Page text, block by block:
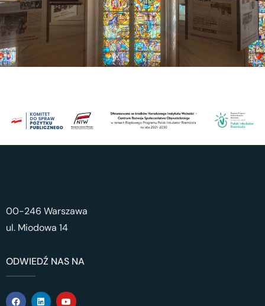
00-246 Warszawa
ul. Miodowa 14
ODWIEDŹ NAS NA